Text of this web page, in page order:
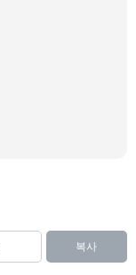
복사